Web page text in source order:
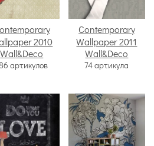
2010
Wall&Deco
артикулов
Contemporary
Wallpaper 2011
Wall&Deco
74 артикула